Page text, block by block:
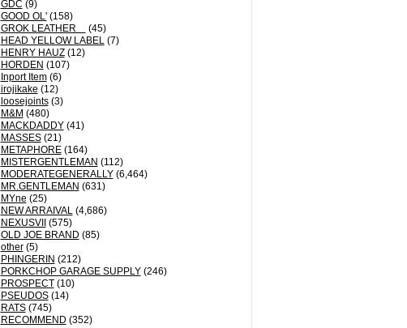
GDC (9)
GOOD OL'(158)
GROK LEATHER
(45)
HEAD YELLOW LABEL(7)
HENRY HAUZ(12)
HORDEN (107)
Inport Item(6)
irojikake (12)
loosejoints(3)
M&M (480)
MACKDADDY(41)
MASSES(21)
METAPHORE(164)
MISTERGENTLEMAN (112)
MODERATEGENERALLY(6,464)
MR.GENTLEMAN (631)
MYne (25)
NEW ARRAIVAL(4,686)
NEXUSVII
(575)
OLD JOE BRAND (85)
other(5)
PHINGERIN (212)
PORKCHOP GARAGE SUPPLY(246)
PROSPECT(10)
PSEUDOS(14)
RATS(745)
RECOMMEND (352)